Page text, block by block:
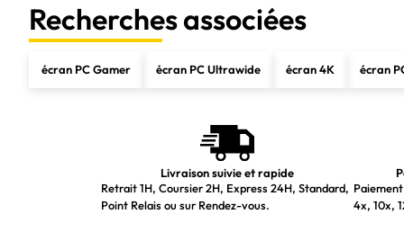
Quantité de ports HDMI
Recherches associées
écran PC Gamer écran PC Ultrawide écran 4K écran
Livraison suivie et rapide
Retrait 1H, Coursier 2H, Express 24H, Standard,
Point Relais ou sur Rendez-vous.
4x, 10x,